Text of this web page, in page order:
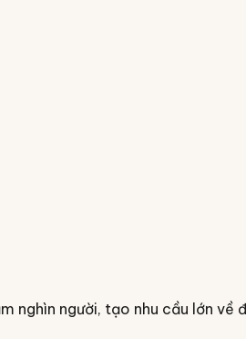
nghìn người, tạo nhu cầu lớn về